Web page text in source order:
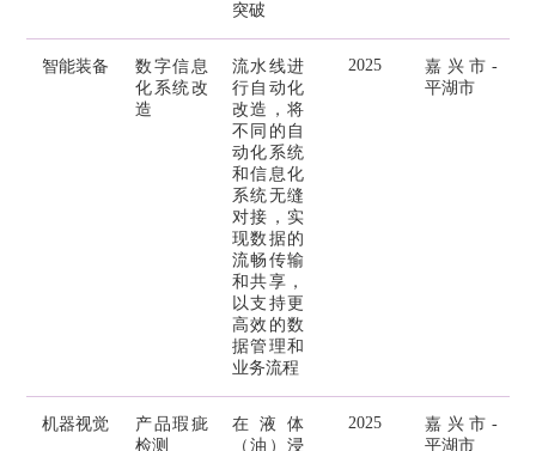
突破
智能装备
数字信息
化系统改
造
流水线进
行自动化
改造，将
不同的自
动化系统
和信息化
系统无缝
对接，实
现数据的
流畅传输
和共享，
以支持更
高效的数
据管理和
业务流程
2025
嘉兴市-
平湖市
机器视觉
产品瑕疵
检测
在液体
（油）浸
2025
嘉兴市-
平湖市